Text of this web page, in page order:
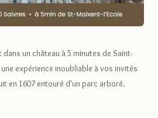
un château à 5 minutes de Saint-
expérience inoubliable à vos invités
en 1607 entouré d'un parc arboré.